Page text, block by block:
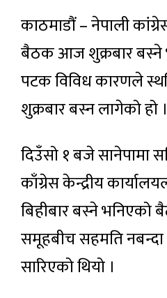
काठमाडौं – नेपाली
बैठक आज शुक्रबार
पटक विविध कारणले
शुक्रबार बस्न लागेको हो ।
दिउँसो १ बजे सानेपामा
काँग्रेस केन्द्रीय
बिहीबार बस्ने
समूहबीच सहमति नबन्दा
सारिएको थियो ।